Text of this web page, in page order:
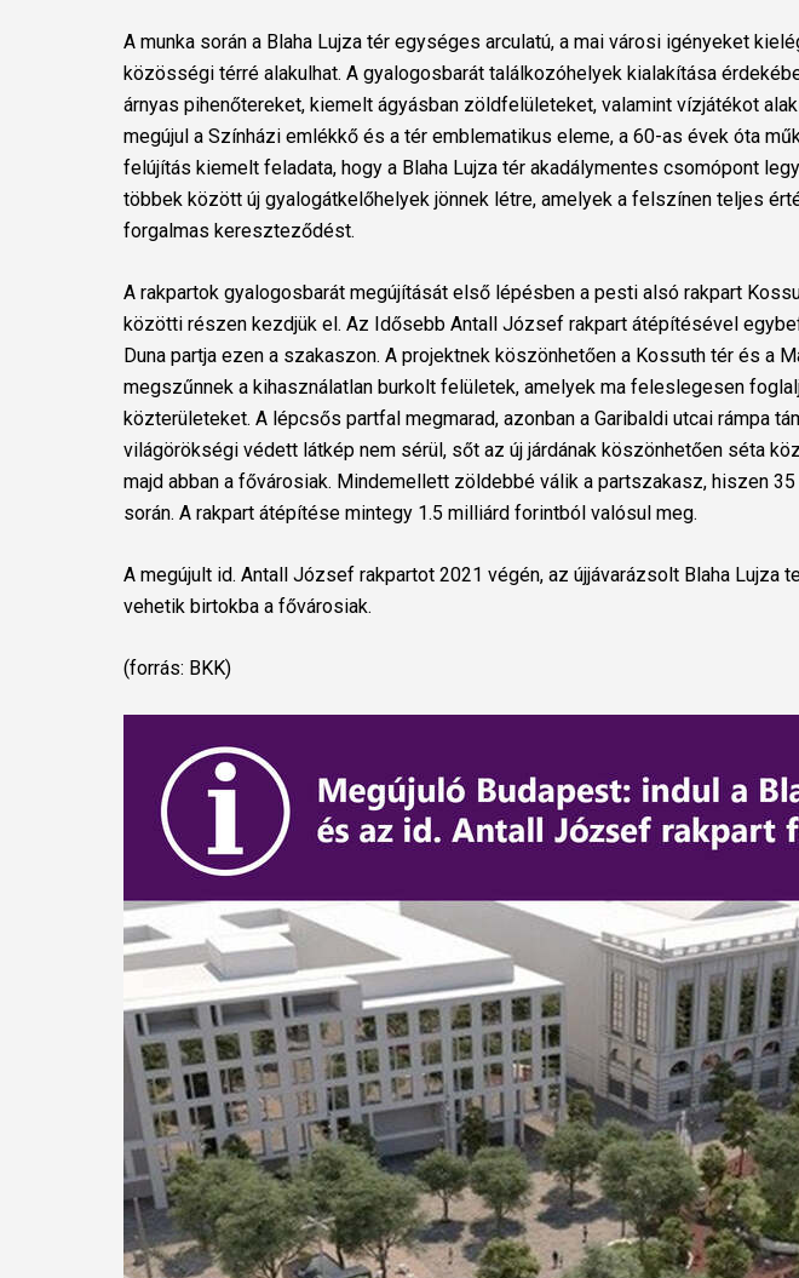
A munka során a Blaha Lujza tér egységes arculatú, a mai városi igényeket
közösségi térré alakulhat. A gyalogosbarát találkozóhelyek kialakítása
árnyas pihenőtereket, kiemelt ágyásban zöldfelületeket, valamint vízjátékot
megújul a Színházi emlékkő és a tér emblematikus eleme, a 60-as évek óta
felújítás kiemelt feladata, hogy a Blaha Lujza tér akadálymentes csomópont
többek között új gyalogátkelőhelyek jönnek létre, amelyek a felszínen teljes
forgalmas kereszteződést.
A rakpartok gyalogosbarát megújítását első lépésben a pesti alsó rakpart
közötti részen kezdjük el. Az Idősebb Antall József rakpart átépítésével
Duna partja ezen a szakaszon. A projektnek köszönhetően a Kossuth tér és a
megszűnnek a kihasználatlan burkolt felületek, amelyek ma feleslegesen
közterületeket. A lépcsős partfal megmarad, azonban a Garibaldi utcai rámpa
világörökségi védett látkép nem sérül, sőt az új járdának köszönhetően séta
majd abban a fővárosiak. Mindemellett zöldebbé válik a partszakasz, hiszen
során. A rakpart átépítése mintegy 1.5 milliárd forintból valósul meg.
A megújult id. Antall József rakpartot 2021 végén, az újjávarázsolt Blaha Lujza
vehetik birtokba a fővárosiak.
(forrás: BKK)